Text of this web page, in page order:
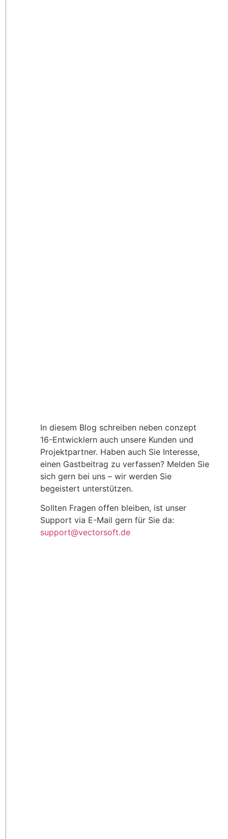
In diesem Blog schreiben neben conzept
16-Entwicklern auch unsere Kunden und
Projektpartner. Haben auch Sie Interesse,
einen Gastbeitrag zu verfassen? Melden Sie
sich gern bei uns – wir werden Sie
begeistert unterstützen.
Sollten Fragen offen bleiben, ist unser
Support via E-Mail gern für Sie da:
support@vectorsoft.de